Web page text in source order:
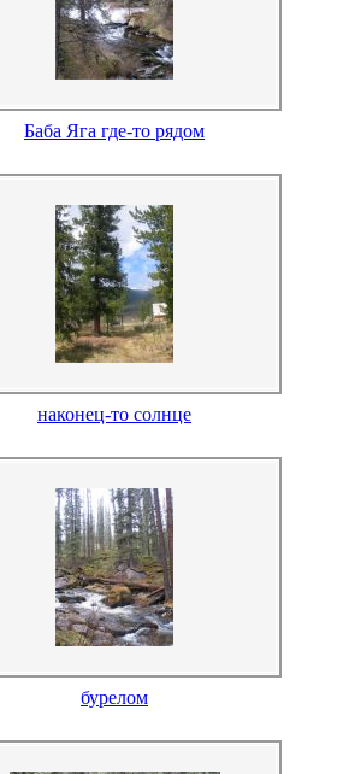
Баба Яга где-то рядом
наконец-то солнце
бурелом